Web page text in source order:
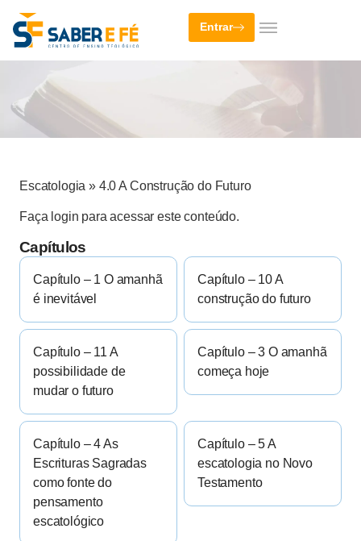
Entrar
Escatologia » 4.0 A Construção do Futuro
Faça login para acessar este conteúdo.
Capítulos
Capítulo – 1 O amanhã
é inevitável
Capítulo – 10 A
construção do futuro
Capítulo – 11 A
possibilidade de
mudar o futuro
Capítulo – 3 O amanhã
começa hoje
Capítulo – 4 As
Escrituras Sagradas
como fonte do
pensamento
escatológico
Capítulo – 5 A
escatologia no Novo
Testamento